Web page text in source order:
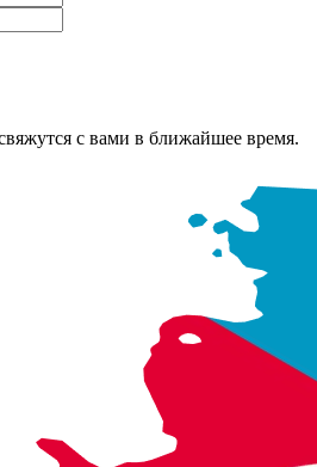
с вами в ближайшее время.